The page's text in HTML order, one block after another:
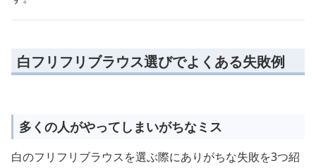
白フリフリブラウス選びでよくある失敗例
多くの人がやってしまいがちなミス
白のフリフリブラウスを選ぶ際にありがちな失敗を3つ紹